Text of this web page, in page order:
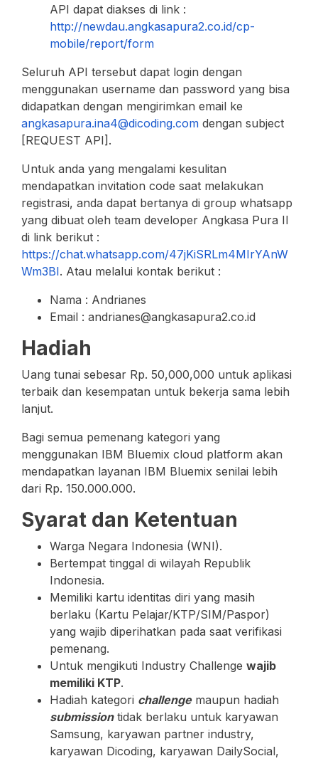
API dapat diakses di link :
http://newdau.angkasapura2.co.id/cp-
mobile/report/form
Seluruh API tersebut dapat login dengan
menggunakan username dan password yang bisa
didapatkan dengan mengirimkan email ke
angkasapura.ina4@dicoding.com dengan subject
[REQUEST API].
Untuk anda yang mengalami kesulitan
mendapatkan invitation code saat melakukan
registrasi, anda dapat bertanya di group whatsapp
yang dibuat oleh team developer Angkasa Pura II
di link berikut :
https://chat.whatsapp.com/47jKiSRLm4MIrYAnW
Wm3BI. Atau melalui kontak berikut :
Nama : Andrianes
Email : andrianes@angkasapura2.co.id
Hadiah
Uang tunai sebesar Rp. 50,000,000 untuk aplikasi
terbaik dan kesempatan untuk bekerja sama lebih
lanjut.
Bagi semua pemenang kategori yang
menggunakan IBM Bluemix cloud platform akan
mendapatkan layanan IBM Bluemix senilai lebih
dari Rp. 150.000.000.
Syarat dan Ketentuan
Warga Negara Indonesia (WNI).
Bertempat tinggal di wilayah Republik
Indonesia.
Memiliki kartu identitas diri yang masih
berlaku (Kartu Pelajar/KTP/SIM/Paspor)
yang wajib diperihatkan pada saat verifikasi
pemenang.
Untuk mengikuti Industry Challenge wajib
memiliki KTP.
Hadiah kategori challengemaupun hadiah
submissiontidak berlaku untuk karyawan
Samsung, karyawan partner industry,
karyawan Dicoding, karyawan DailySocial,